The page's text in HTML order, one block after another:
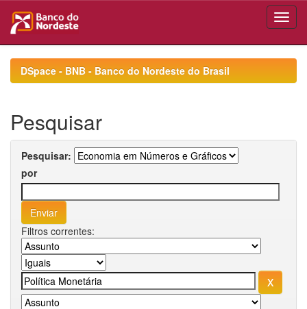
navigationDSpace - BNB - Banco do Nordeste do Brasil
Pesquisar
Pesquisar:
por
Filtros correntes: